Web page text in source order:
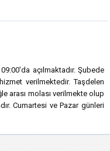
açılmaktadır. Şubede
verilmektedir. Taşdelen
arası molası verilmekte olup
Cumartesi ve Pazar günleri